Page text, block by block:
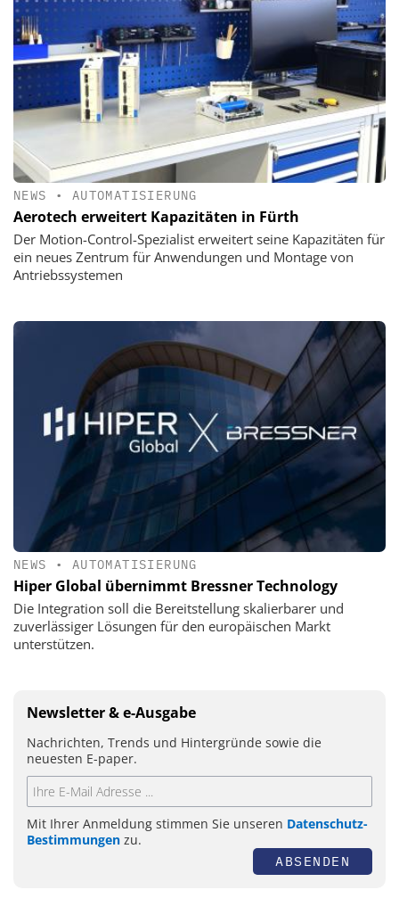
NEWS • AUTOMATISIERUNG
Aerotech erweitert Kapazitäten in Fürth
Der Motion-Control-Spezialist erweitert seine Kapazitäten für
ein neues Zentrum für Anwendungen und Montage von
Antriebssystemen
NEWS • AUTOMATISIERUNG
Hiper Global übernimmt Bressner Technology
Die Integration soll die Bereitstellung skalierbarer und
zuverlässiger Lösungen für den europäischen Markt
unterstützen.
Newsletter & e-Ausgabe
Nachrichten, Trends und Hintergründe sowie die
neuesten E-paper.
Mit Ihrer Anmeldung stimmen Sie unseren Datenschutz-
Bestimmungen zu.
ABSENDEN